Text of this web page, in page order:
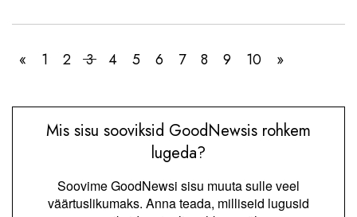
« 1 2 3 4 5 6 7 8 9 10 »
Mis sisu sooviksid GoodNewsis rohkem
lugeda?
Soovime GoodNewsi sisu muuta sulle veel
väärtuslikumaks. Anna teada, milliseid lugusid